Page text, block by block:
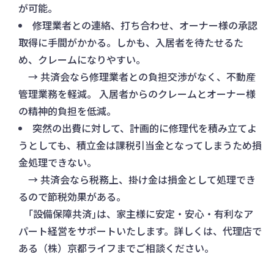
が可能。
修理業者との連絡、打ち合わせ、オーナー様の承認
取得に手間がかかる。しかも、入居者を待たせるた
め、クレームになりやすい。
→ 共済会なら修理業者との負担交渉がなく、不動産
管理業務を軽減。 入居者からのクレームとオーナー様
の精神的負担を低減。
突然の出費に対して、計画的に修理代を積み立てよ
うとしても、積立金は課税引当金となってしまうため損
金処理できない。
→ 共済会なら税務上、掛け金は損金として処理でき
るので節税効果がある。
｢設備保障共済｣は、家主様に安定・安心・有利なア
パート経営をサポートいたします。詳しくは、代理店で
ある（株）京都ライフまでご相談ください。